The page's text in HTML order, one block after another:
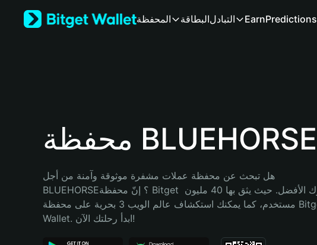
Bahasa Indonesia
المحفظة البطاقةالتبادل EarnPredictions
محفظة BLUEHORSE
هل تبحث عن محفظة عملات مشفرة موثوقة وآمنة من أجل
BLUEHORSE؟ إنّ محفظة Bitget خيارك الأفضل. حيث يثق بها 40 مليون
مستخدم، كما يمكنك استكشاف عالم الويب 3 بحرية على محفظة Bitget
Wallet. ابدأ رحلتك الآن!